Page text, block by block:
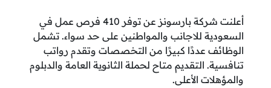
أعلنت شركة بارسونز عن توفر 410 فرص عمل في
السعودية للاجانب والمواطنين على حد سواء. تشمل
الوظائف عددًا كبيرًا من التخصصات وتقدم رواتب
تنافسية. التقديم متاح لحملة الثانوية العامة والدبلوم
والمؤهلات الأعلى.